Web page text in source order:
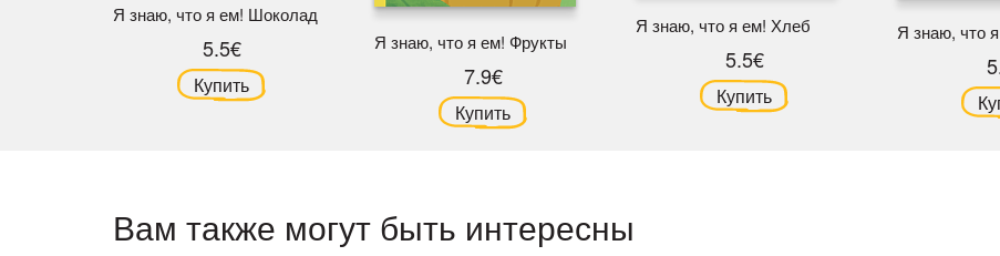
Я знаю, что я ем! Шоколад
5.5€
Купить
Я знаю, что я ем! Фрукты
7.9€
Купить
Я знаю, что я ем! Хлеб
5.5€
Купить
Я знаю, что
Вам также могут быть интересны